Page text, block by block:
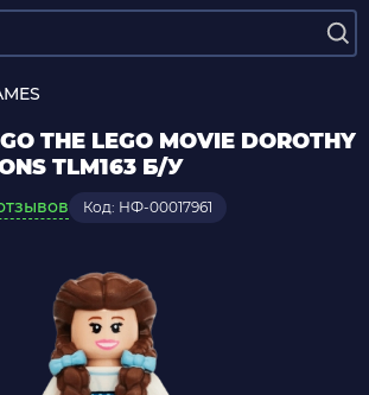
THE LEGO MOVIE DOROTHY
TLM163 Б/У
Код: НФ-00017961